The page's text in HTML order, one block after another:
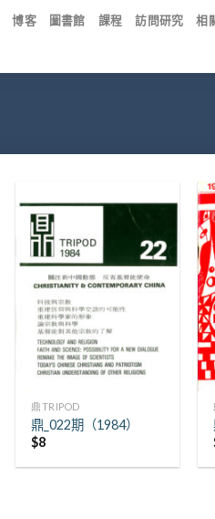
博客 圖書館 課程 訪問研究 相
+
鼎TRIPOD
鼎_022期（1984）
$8